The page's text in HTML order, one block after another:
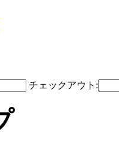
チェックアウト: